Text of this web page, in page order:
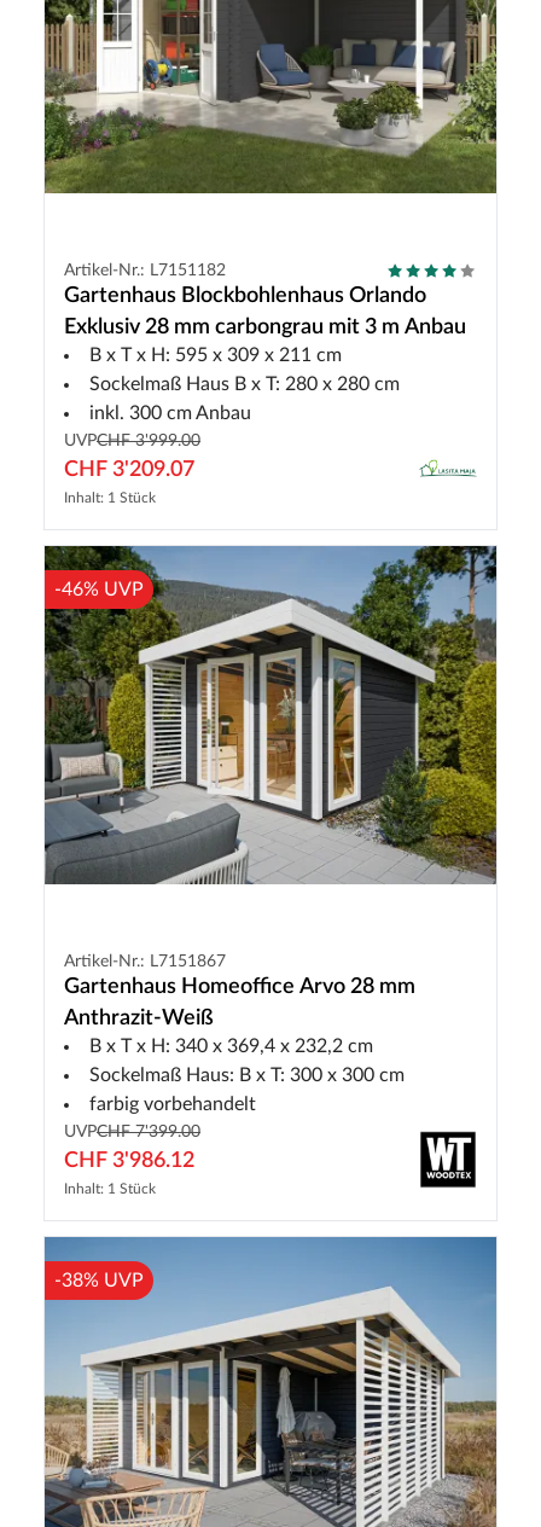
Artikel-Nr.: L7151182
Gartenhaus Blockbohlenhaus Orlando
Exklusiv 28 mm carbongrau mit 3 m Anbau
B x T x H: 595 x 309 x 211 cm
Sockelmaß Haus B x T: 280 x 280 cm
inkl. 300 cm Anbau
UVPCHF 3'999.00
CHF 3'209.07
Inhalt: 1 Stück
-46% UVP
Artikel-Nr.: L7151867
Gartenhaus Homeoffice Arvo 28 mm
Anthrazit-Weiß
B x T x H: 340 x 369,4 x 232,2 cm
Sockelmaß Haus: B x T: 300 x 300 cm
farbig vorbehandelt
UVPCHF 7'399.00
CHF 3'986.12
Inhalt: 1 Stück
-38% UVP